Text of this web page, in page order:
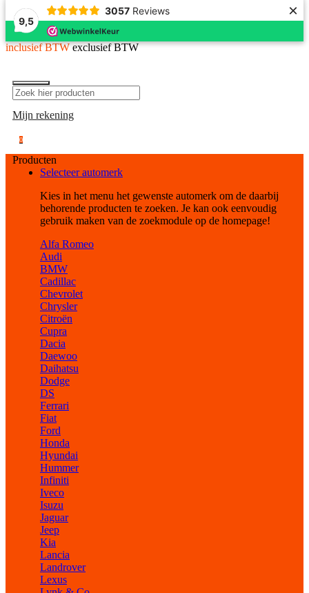
9,5
3057 Reviews ×
inclusief BTW exclusief BTW
Mijn rekening
0
Producten
Selecteer automerk
Kies in het menu het gewenste automerk om de daarbij
behorende producten te zoeken. Je kan ook eenvoudig
gebruik maken van de zoekmodule op de homepage!
Alfa Romeo
Audi
BMW
Cadillac
Chevrolet
Chrysler
Citroën
Cupra
Dacia
Daewoo
Daihatsu
Dodge
DS
Ferrari
Fiat
Ford
Honda
Hyundai
Hummer
Infiniti
Iveco
Isuzu
Jaguar
Jeep
Kia
Lancia
Landrover
Lexus